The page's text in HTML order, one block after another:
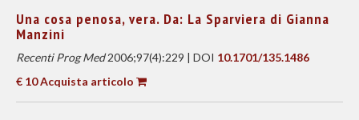
Una cosa penosa, vera. Da: La Sparviera di Gianna
Manzini
Recenti Prog Med2006;97(4):229 | DOI 10.1701/135.1486
€ 10 Acquista articolo